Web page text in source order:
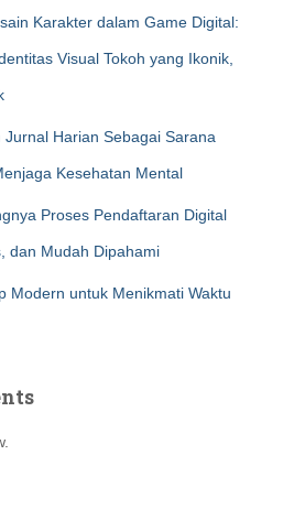
Karakter dalam Game Digital:
Visual Tokoh yang Ikonik,
Harian Sebagai Sarana
Kesehatan Mental
Proses Pendaftaran Digital
dan Mudah Dipahami
Modern untuk Menikmati Waktu